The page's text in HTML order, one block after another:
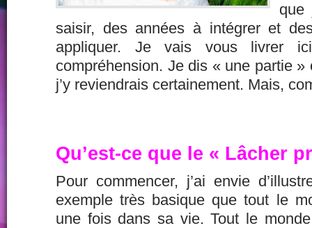
que
saisir, des années à intégrer et
appliquer. Je vais vous livrer
compréhension. Je dis « une partie
j’y reviendrais certainement. Mais,
Qu’est-ce que le « Lâcher
Pour commencer, j’ai envie
exemple très basique que tout le
une fois dans sa vie. Tout le